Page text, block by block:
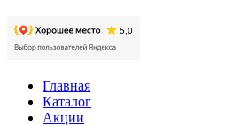
Главная
Каталог
Акции